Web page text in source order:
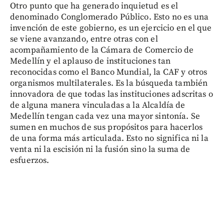
Otro punto que ha generado inquietud es el
denominado Conglomerado Público. Esto no es una
invención de este gobierno, es un ejercicio en el que
se viene avanzando, entre otras con el
acompañamiento de la Cámara de Comercio de
Medellín y el aplauso de instituciones tan
reconocidas como el Banco Mundial, la CAF y otros
organismos multilaterales. Es la búsqueda también
innovadora de que todas las instituciones adscritas o
de alguna manera vinculadas a la Alcaldía de
Medellín tengan cada vez una mayor sintonía. Se
sumen en muchos de sus propósitos para hacerlos
de una forma más articulada. Esto no significa ni la
venta ni la escisión ni la fusión sino la suma de
esfuerzos.